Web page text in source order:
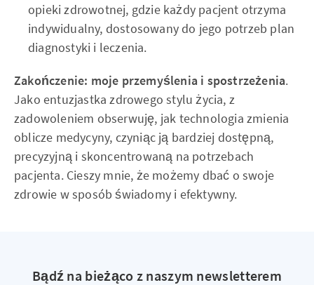
opieki zdrowotnej, gdzie każdy pacjent otrzyma
indywidualny, dostosowany do jego potrzeb plan
diagnostyki i leczenia.
Zakończenie: moje przemyślenia i spostrzeżenia.
Jako entuzjastka zdrowego stylu życia, z
zadowoleniem obserwuję, jak technologia zmienia
oblicze medycyny, czyniąc ją bardziej dostępną,
precyzyjną i skoncentrowaną na potrzebach
pacjenta. Cieszy mnie, że możemy dbać o swoje
zdrowie w sposób świadomy i efektywny.
Bądź na bieżąco z naszym newsletterem